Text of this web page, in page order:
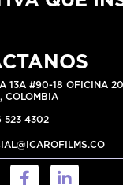
13A #90-18 OFICINA
COLOMBIA
523 4302